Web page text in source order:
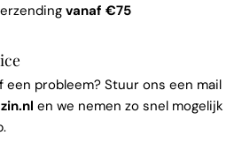
vanaf €75
een probleem? Stuur ons een mail
en we nemen zo snel mogelijk